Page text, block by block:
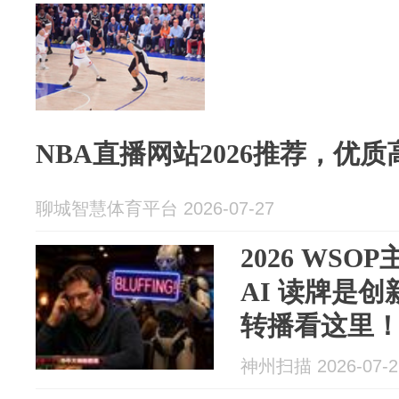
NBA直播网站2026推荐，优质
聊城智慧体育平台 2026-07-27
2026 WSOP
AI 读牌是创
转播看这里
神州扫描 2026-07-